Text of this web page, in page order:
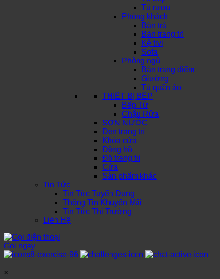
Tủ rượu
Phòng khách
Bàn trà
Bàn trang trí
Kệ tivi
Sofa
Phòng ngủ
Bàn trang điểm
Giường
Tủ quần áo
THIẾT BỊ BẾP
Bếp Từ
Chậu Rửa
SƠN NƯỚC
Đèn trang trí
Khóa cửa
Đồng hồ
Đồ trang trí
Cửa
Sản phẩm khác
Tin Tức
Tin Tức Tuyển Dụng
Thông Tin Khuyến Mãi
Tin Tức Thị Trường
Liên Hệ
Gọi ngay
×